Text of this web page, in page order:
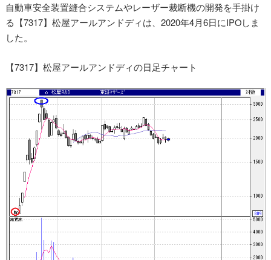
自動車安全装置縫合システムやレーザー裁断機の開発を手掛け
る【7317】松屋アールアンドディは、2020年4月6日にIPOしま
した。
【7317】松屋アールアンドディの日足チャート